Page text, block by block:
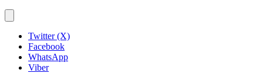
Twitter (X)
Facebook
WhatsApp
Viber